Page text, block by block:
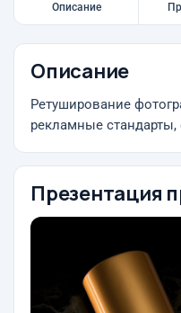
Описание
Описание
Ретуширование
рекламные
Презентация